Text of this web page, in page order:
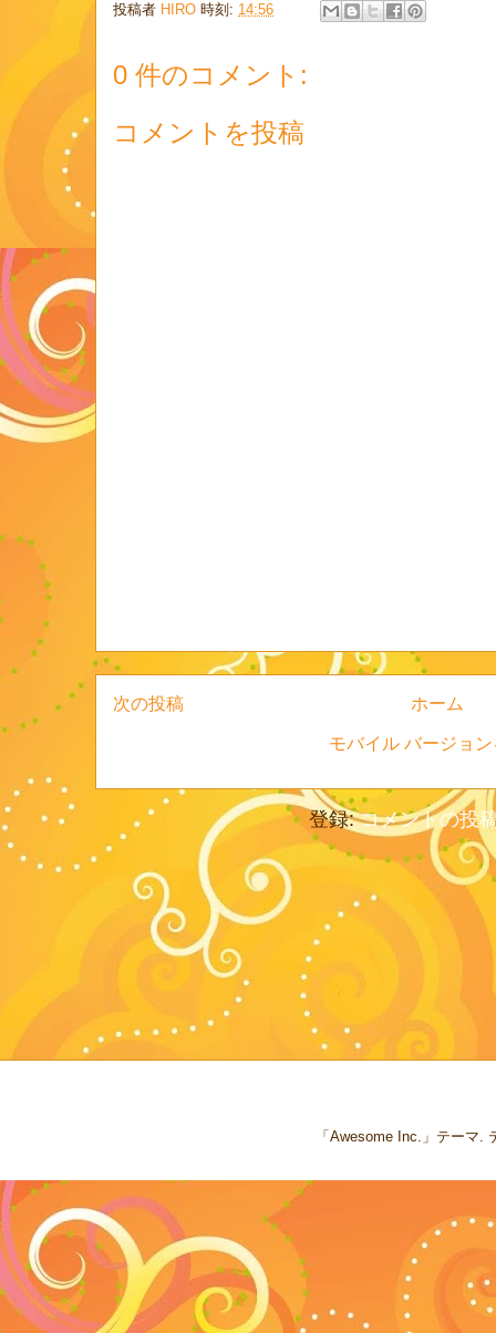
投稿者 HIRO 時刻: 14:56
0 件のコメント:
コメントを投稿
次の投稿 ホーム
モバイル バージョ
登録:コメントの投
「Awesome Inc.」テーマ.